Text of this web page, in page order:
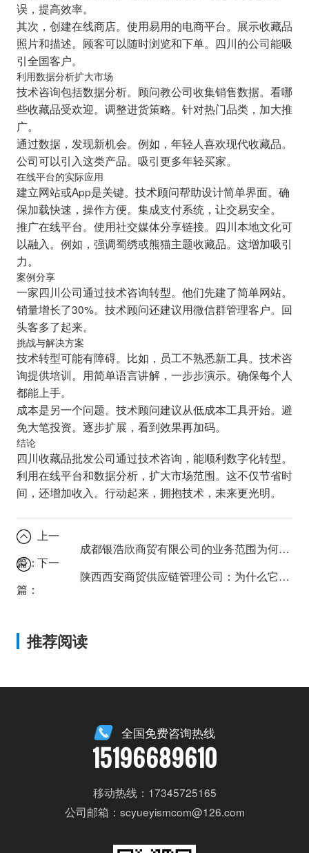
误，提高效率。
其次，创建在线商店。使用易用的电商平台。展示收藏品
照片和描述。顾客可以随时浏览和下单。四川的公司能吸
引全国客户。
利用数据分析扩大市场
技术咨询包括数据分析。顾问教公司收集销售数据。看哪
些收藏品受欢迎。调整进货策略。针对热门品类，加大推
广。
通过数据，发现新机会。例如，年轻人喜欢现代收藏品。
公司可以引入这类产品。吸引更多年轻买家。
在线平台的实际应用
建立网站或App是关键。技术顾问帮助设计简单界面。确
保加载快速，操作方便。集成支付系统，让交易安全。
推广在线平台。使用社交媒体分享链接。四川本地文化可
以融入。例如，强调蜀绣或熊猫主题收藏品。这增加吸引
力。
案例分享
一家四川公司通过技术咨询转型。他们先建了简单网站。
销量增长了30%。技术顾问还建议用微信群管理客户。回
头客多了起来。
挑战与解决方案
技术转型可能有障碍。比如，员工不熟悉新工具。技术咨
询提供培训。用简单语言讲解，一步步演示。确保每个人
都能上手。
成本是另一个问题。技术顾问建议从低成本工具开始。避
免大笔投资。逐步扩展，看到效果再加码。
结论
四川收藏品批发公司通过技术咨询，能顺利数字化转型。
利用在线平台和数据分析，扩大市场范围。这不仅节省时
间，还增加收入。行动起来，拥抱技术，未来更光明。
上一
篇：
成都银浩欣商贸有限公司的业务范围为何如此广泛？
下一
篇：
陕西西安商贸供应链管理公司：为什么它成为西部贸易的枢纽？
推荐阅读
全国免费咨询热线
15196689610
移动热线：17345725165
公司邮箱：scyueyismcom@126.com